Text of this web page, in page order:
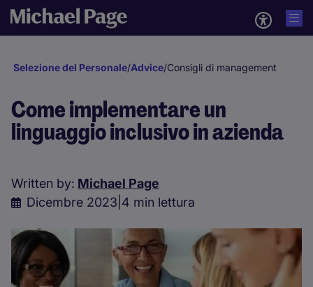
Selezione del Personale/Advice/Consigli di management
Come implementare un
linguaggio inclusivo in azienda
Written by: Michael Page
Dicembre 2023 4 min lettura